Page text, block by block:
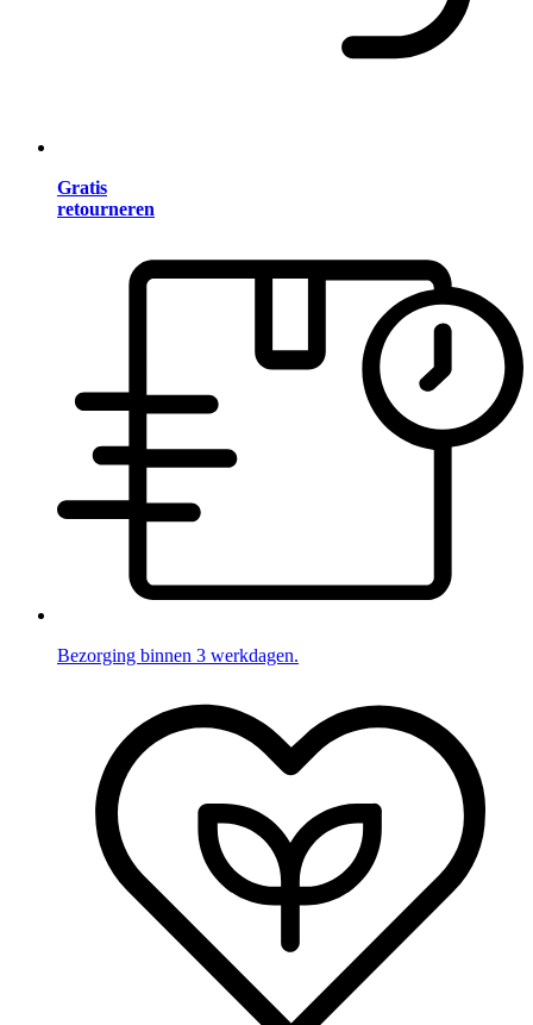
Gratis
retourneren
Bezorging binnen 3 werkdagen.